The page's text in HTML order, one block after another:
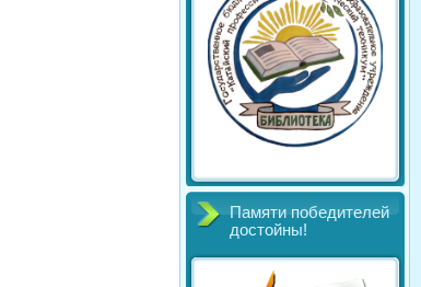
Памяти победителей
достойны!